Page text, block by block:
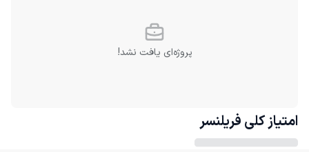
پروژه‌ای یافت نشد!
امتیاز کلی فریلنسر